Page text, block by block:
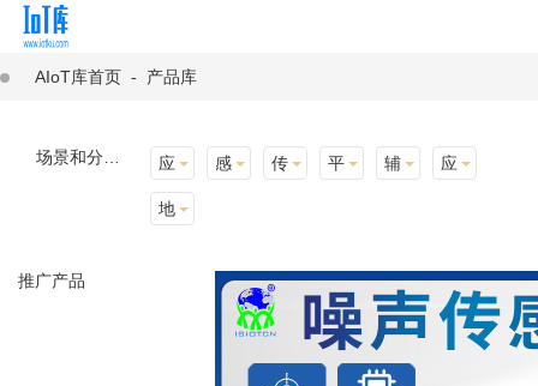
AIoT库首页 - 产品库
应用场景 感知层 传输层 平台层 辅助产品与材料 应用终端
地址选择
推广产品